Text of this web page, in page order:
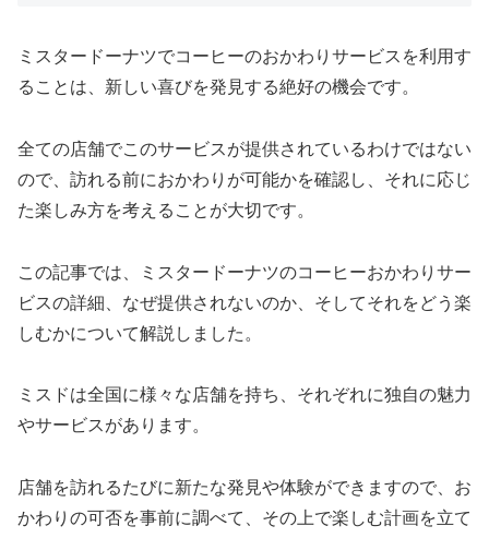
ミスタードーナツでコーヒーのおかわりサービスを利用す
ることは、新しい喜びを発見する絶好の機会です。
全ての店舗でこのサービスが提供されているわけではない
ので、訪れる前におかわりが可能かを確認し、それに応じ
た楽しみ方を考えることが大切です。
この記事では、ミスタードーナツのコーヒーおかわりサー
ビスの詳細、なぜ提供されないのか、そしてそれをどう楽
しむかについて解説しました。
ミスドは全国に様々な店舗を持ち、それぞれに独自の魅力
やサービスがあります。
店舗を訪れるたびに新たな発見や体験ができますので、お
かわりの可否を事前に調べて、その上で楽しむ計画を立て